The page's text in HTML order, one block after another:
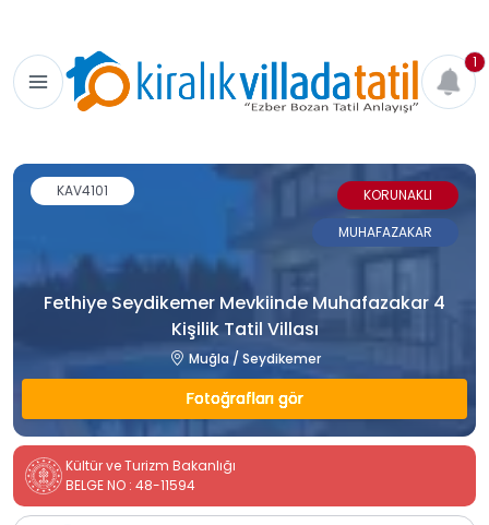
1
Fethiye Seydikemer Mevkiinde Muhafazakar 4
Kişilik Tatil Villası
Muğla / Seydikemer
Fotoğrafları gör
KAV4101
KORUNAKLI
MUHAFAZAKAR
Kültür ve Turizm Bakanlığı
BELGE NO : 48-11594